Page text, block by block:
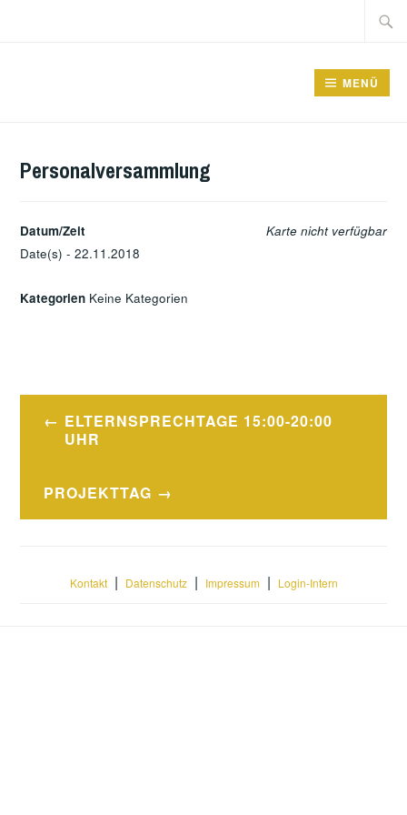
Suche
MENÜ
Personalversammlung
Karte nicht verfügbar
Datum/Zeit
Date(s) - 22.11.2018
Kategorien Keine Kategorien
Beitragsnavigation
ELTERNSPRECHTAGE 15:00-20:00
UHR
PROJEKTTAG
Kontakt| Datenschutz| Impressum| Login-Intern